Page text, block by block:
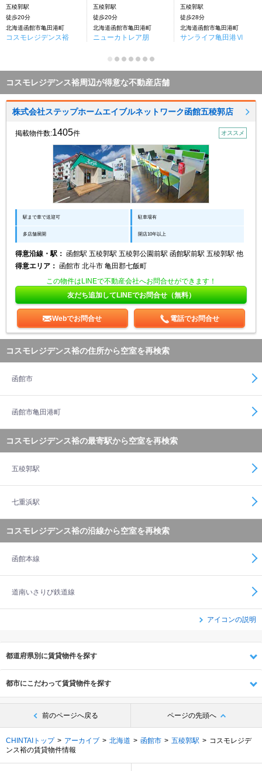
五稜郭駅
徒歩20分
北海道函館市亀田港町
コスモレジデンス裕
五稜郭駅
徒歩20分
北海道函館市亀田港町
ニューカトレア朋
五稜郭駅
徒歩28分
北海道函館市亀田港町
サンライフ亀田港Ⅵ
コスモレジデンス裕周辺が得意な不動産店舗
株式会社ステップホームエイブルネットワーク函館五稜郭店
掲載物件数:1405件 オススメ
駅まで車で送迎可 駐車場有
多店舗展開 開店10年以上
得意沿線・駅： 函館駅 五稜郭駅 五稜郭公園前駅 函館駅前駅 五稜郭駅 他
得意エリア： 函館市 北斗市 亀田郡七飯町
この物件はLINEで不動産会社へお問合せができます！
友だち追加してLINEでお問合せ（無料）
Webでお問合せ 電話でお問合せ
コスモレジデンス裕の住所から空室を再検索
函館市
函館市亀田港町
コスモレジデンス裕の最寄駅から空室を再検索
五稜郭駅
七重浜駅
コスモレジデンス裕の沿線から空室を再検索
函館本線
道南いさりび鉄道線
アイコンの説明
都道府県別に賃貸物件を探す
都市にこだわって賃貸物件を探す
前のページへ戻る ページの先頭へ
CHINTAIトップ アーカイブ 北海道 函館市 五稜郭駅
コスモレジデ
ンス裕の賃貸物件情報